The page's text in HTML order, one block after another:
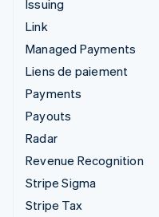
Issuing
Link
Managed Payments
Liens de paiement
Payments
Payouts
Radar
Revenue Recognition
Stripe Sigma
Stripe Tax